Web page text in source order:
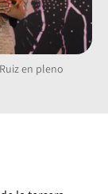
en pleno